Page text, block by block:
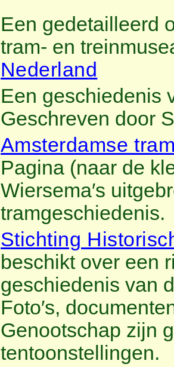
Een gedetailleerd
tram- en
Nederland
Een geschiedenis
Geschreven door
Amsterdamse
Pagina (naar de
Wiersema′s
tramgeschiedenis.
Stichting
beschikt over een
geschiedenis van
Foto′s,
Genootschap zijn
tentoonstellingen.